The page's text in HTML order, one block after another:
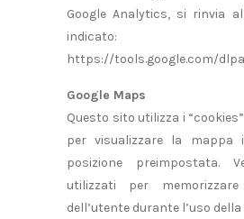
Google Analytics, si rinvia
indicato:
https://tools.google.com/
Google Maps
Questo sito utilizza i
per visualizzare la mappa
posizione preimpostata.
utilizzati per
dell’utente durante l’uso